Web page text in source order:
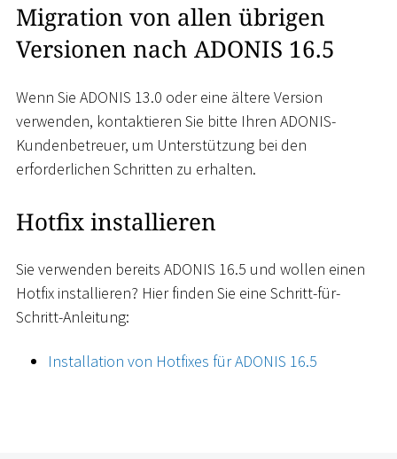
Migration von allen übrigen
Versionen nach ADONIS 16.5
Wenn Sie ADONIS 13.0 oder eine ältere Version
verwenden, kontaktieren Sie bitte Ihren ADONIS-
Kundenbetreuer, um Unterstützung bei den
erforderlichen Schritten zu erhalten.
Hotfix installieren
Sie verwenden bereits ADONIS 16.5 und wollen einen
Hotfix installieren? Hier finden Sie eine Schritt-für-
Schritt-Anleitung:
Installation von Hotfixes für ADONIS 16.5